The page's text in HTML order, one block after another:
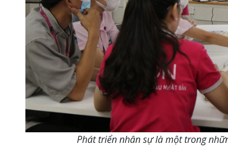
Phát triển nhân sự là một trong